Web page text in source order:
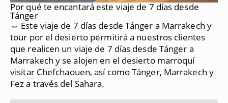
Por qué te encantará este viaje de 7 días desde
Tánger
⇔ Este viaje de 7 días desde Tánger a Marrakech y
tour por el desierto permitirá a nuestros clientes
que realicen un viaje de 7 días desde Tánger a
Marrakech y se alojen en el desierto marroquí
visitar Chefchaouen, así como Tánger, Marrakech y
Fez a través del Sahara.